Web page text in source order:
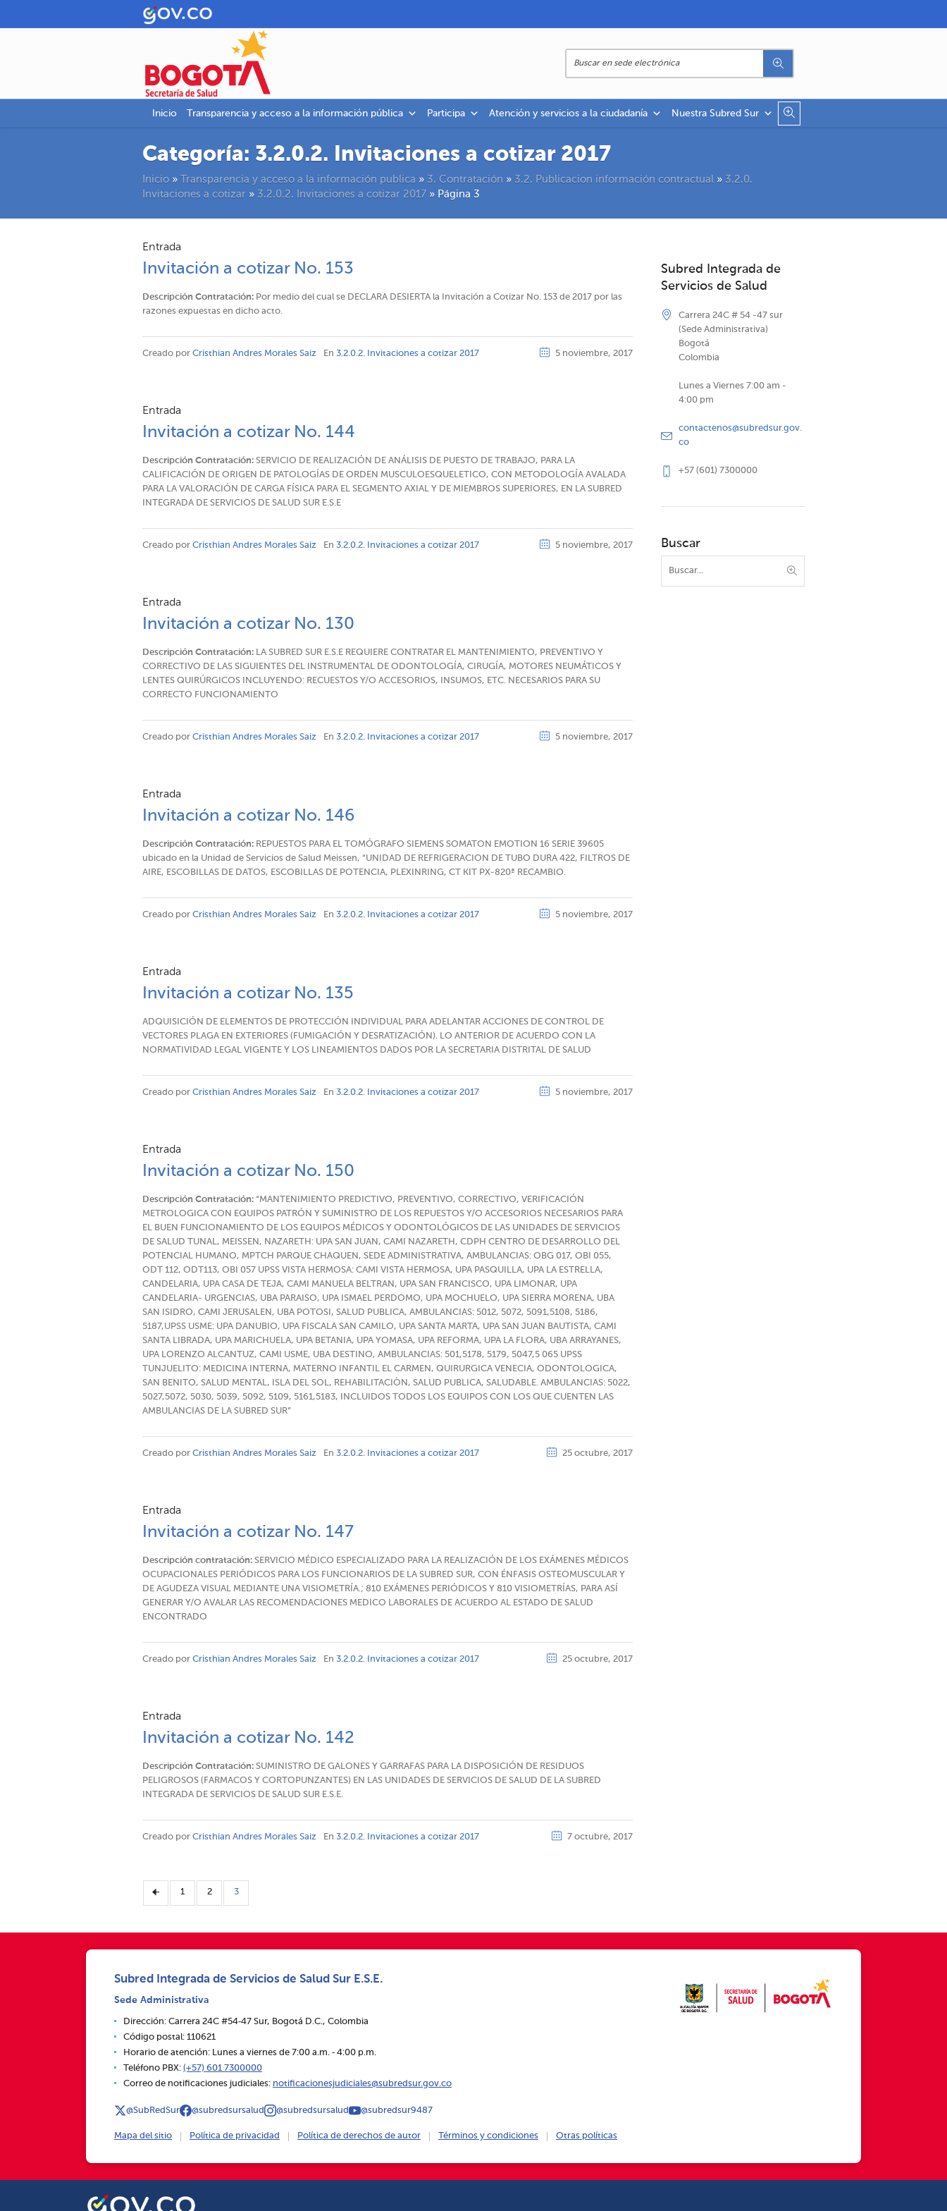
Inicio Transparencia y acceso a la información pública Participa Atención y servicios a la ciudadanía Nuestra Subred Sur
Categoría: 3.2.0.2. Invitaciones a cotizar 2017
Inicio » Transparencia y acceso a la información publica » 3. Contratación » 3.2. Publicacion información contractual » 3.2.0.
Invitaciones a cotizar » 3.2.0.2. Invitaciones a cotizar 2017 » Página 3
Entrada
Invitación a cotizar No. 153
Descripción Contratación: Por medio del cual se DECLARA DESIERTA la Invitación a Cotizar No. 153 de 2017 por las
razones expuestas en dicho acto.
5 noviembre, 2017
Creado por Cristhian Andres Morales Saiz En 3.2.0.2. Invitaciones a cotizar 2017
Entrada
Invitación a cotizar No. 144
Descripción Contratación: SERVICIO DE REALIZACIÓN DE ANÁLISIS DE PUESTO DE TRABAJO, PARA LA
CALIFICACIÓN DE ORIGEN DE PATOLOGÍAS DE ORDEN MUSCULOESQUELETICO, CON METODOLOGÍA AVALADA
PARA LA VALORACIÓN DE CARGA FÍSICA PARA EL SEGMENTO AXIAL Y DE MIEMBROS SUPERIORES, EN LA SUBRED
INTEGRADA DE SERVICIOS DE SALUD SUR E.S.E
5 noviembre, 2017
Creado por Cristhian Andres Morales Saiz En 3.2.0.2. Invitaciones a cotizar 2017
Entrada
Invitación a cotizar No. 130
Descripción Contratación: LA SUBRED SUR E.S.E REQUIERE CONTRATAR EL MANTENIMIENTO, PREVENTIVO Y
CORRECTIVO DE LAS SIGUIENTES DEL INSTRUMENTAL DE ODONTOLOGÍA, CIRUGÍA, MOTORES NEUMÁTICOS Y
LENTES QUIRÚRGICOS INCLUYENDO: RECUESTOS Y/O ACCESORIOS, INSUMOS, ETC. NECESARIOS PARA SU
CORRECTO FUNCIONAMIENTO
5 noviembre, 2017
Creado por Cristhian Andres Morales Saiz En 3.2.0.2. Invitaciones a cotizar 2017
Entrada
Invitación a cotizar No. 146
Descripción Contratación: REPUESTOS PARA EL TOMÓGRAFO SIEMENS SOMATON EMOTION 16 SERIE 39605
ubicado en la Unidad de Servicios de Salud Meissen, “UNIDAD DE REFRIGERACION DE TUBO DURA 422, FILTROS DE
AIRE, ESCOBILLAS DE DATOS, ESCOBILLAS DE POTENCIA, PLEXINRING, CT KIT PX-820ª RECAMBIO.
5 noviembre, 2017
Creado por Cristhian Andres Morales Saiz En 3.2.0.2. Invitaciones a cotizar 2017
Entrada
Invitación a cotizar No. 135
ADQUISICIÓN DE ELEMENTOS DE PROTECCIÓN INDIVIDUAL PARA ADELANTAR ACCIONES DE CONTROL DE
VECTORES PLAGA EN EXTERIORES (FUMIGACIÓN Y DESRATIZACIÓN). LO ANTERIOR DE ACUERDO CON LA
NORMATIVIDAD LEGAL VIGENTE Y LOS LINEAMIENTOS DADOS POR LA SECRETARIA DISTRITAL DE SALUD
5 noviembre, 2017
Creado por Cristhian Andres Morales Saiz En 3.2.0.2. Invitaciones a cotizar 2017
Entrada
Invitación a cotizar No. 150
Descripción Contratación: “MANTENIMIENTO PREDICTIVO, PREVENTIVO, CORRECTIVO, VERIFICACIÓN
METROLOGICA CON EQUIPOS PATRÓN Y SUMINISTRO DE LOS REPUESTOS Y/O ACCESORIOS NECESARIOS PARA
EL BUEN FUNCIONAMIENTO DE LOS EQUIPOS MÉDICOS Y ODONTOLÓGICOS DE LAS UNIDADES DE SERVICIOS
DE SALUD TUNAL, MEISSEN, NAZARETH: UPA SAN JUAN, CAMI NAZARETH, CDPH CENTRO DE DESARROLLO DEL
POTENCIAL HUMANO, MPTCH PARQUE CHAQUEN, SEDE ADMINISTRATIVA, AMBULANCIAS: OBG 017, OBI 055,
ODT 112, ODT113, OBI 057 UPSS VISTA HERMOSA: CAMI VISTA HERMOSA, UPA PASQUILLA, UPA LA ESTRELLA,
CANDELARIA, UPA CASA DE TEJA, CAMI MANUELA BELTRAN, UPA SAN FRANCISCO, UPA LIMONAR, UPA
CANDELARIA- URGENCIAS, UBA PARAISO, UPA ISMAEL PERDOMO, UPA MOCHUELO, UPA SIERRA MORENA, UBA
SAN ISIDRO, CAMI JERUSALEN, UBA POTOSI, SALUD PUBLICA, AMBULANCIAS: 5012, 5072, 5091,5108, 5186,
5187,UPSS USME: UPA DANUBIO, UPA FISCALA SAN CAMILO, UPA SANTA MARTA, UPA SAN JUAN BAUTISTA, CAMI
SANTA LIBRADA, UPA MARICHUELA, UPA BETANIA, UPA YOMASA, UPA REFORMA, UPA LA FLORA, UBA ARRAYANES,
UPA LORENZO ALCANTUZ, CAMI USME, UBA DESTINO, AMBULANCIAS: 501,5178, 5179, 5047,5 065 UPSS
TUNJUELITO: MEDICINA INTERNA, MATERNO INFANTIL EL CARMEN, QUIRURGICA VENECIA, ODONTOLOGICA,
SAN BENITO, SALUD MENTAL, ISLA DEL SOL, REHABILITACIÒN, SALUD PUBLICA, SALUDABLE. AMBULANCIAS: 5022,
5027,5072, 5030, 5039, 5092, 5109, 5161,5183, INCLUIDOS TODOS LOS EQUIPOS CON LOS QUE CUENTEN LAS
AMBULANCIAS DE LA SUBRED SUR”
25 octubre, 2017
Creado por Cristhian Andres Morales Saiz En 3.2.0.2. Invitaciones a cotizar 2017
Entrada
Invitación a cotizar No. 147
Descripción contratación: SERVICIO MÉDICO ESPECIALIZADO PARA LA REALIZACIÓN DE LOS EXÁMENES MÉDICOS
OCUPACIONALES PERIÓDICOS PARA LOS FUNCIONARIOS DE LA SUBRED SUR, CON ÉNFASIS OSTEOMUSCULAR Y
DE AGUDEZA VISUAL MEDIANTE UNA VISIOMETRÍA.; 810 EXÁMENES PERIÓDICOS Y 810 VISIOMETRÍAS, PARA ASÍ
GENERAR Y/O AVALAR LAS RECOMENDACIONES MEDICO LABORALES DE ACUERDO AL ESTADO DE SALUD
ENCONTRADO
25 octubre, 2017
Creado por Cristhian Andres Morales Saiz En 3.2.0.2. Invitaciones a cotizar 2017
Entrada
Invitación a cotizar No. 142
Descripción Contratación: SUMINISTRO DE GALONES Y GARRAFAS PARA LA DISPOSICIÓN DE RESIDUOS
PELIGROSOS (FARMACOS Y CORTOPUNZANTES) EN LAS UNIDADES DE SERVICIOS DE SALUD DE LA SUBRED
INTEGRADA DE SERVICIOS DE SALUD SUR E.S.E.
7 octubre, 2017
Creado por Cristhian Andres Morales Saiz En 3.2.0.2. Invitaciones a cotizar 2017
1 2 3
Subred Integrada de
Servicios de Salud
Carrera 24C # 54 -47 sur
(Sede Administrativa)
Bogotá
Colombia
Lunes a Viernes 7:00 am -
4:00 pm
contactenos@subredsur.gov.
co
+57 (601) 7300000
Buscar
Subred Integrada de Servicios de Salud Sur E.S.E.
Sede Administrativa
Dirección: Carrera 24C #54‑47 Sur, Bogotá D.C., Colombia
Código postal: 110621
Horario de atención: Lunes a viernes de 7:00 a.m. ‑ 4:00 p.m.
Teléfono PBX: (+57) 601 7300000
Correo de notificaciones judiciales: notificacionesjudiciales@subredsur.gov.co
@SubRedSur @subredsursalud @subredsursalud @subredsur9487
Mapa del sitio Política de privacidad Política de derechos de autor Términos y condiciones Otras políticas